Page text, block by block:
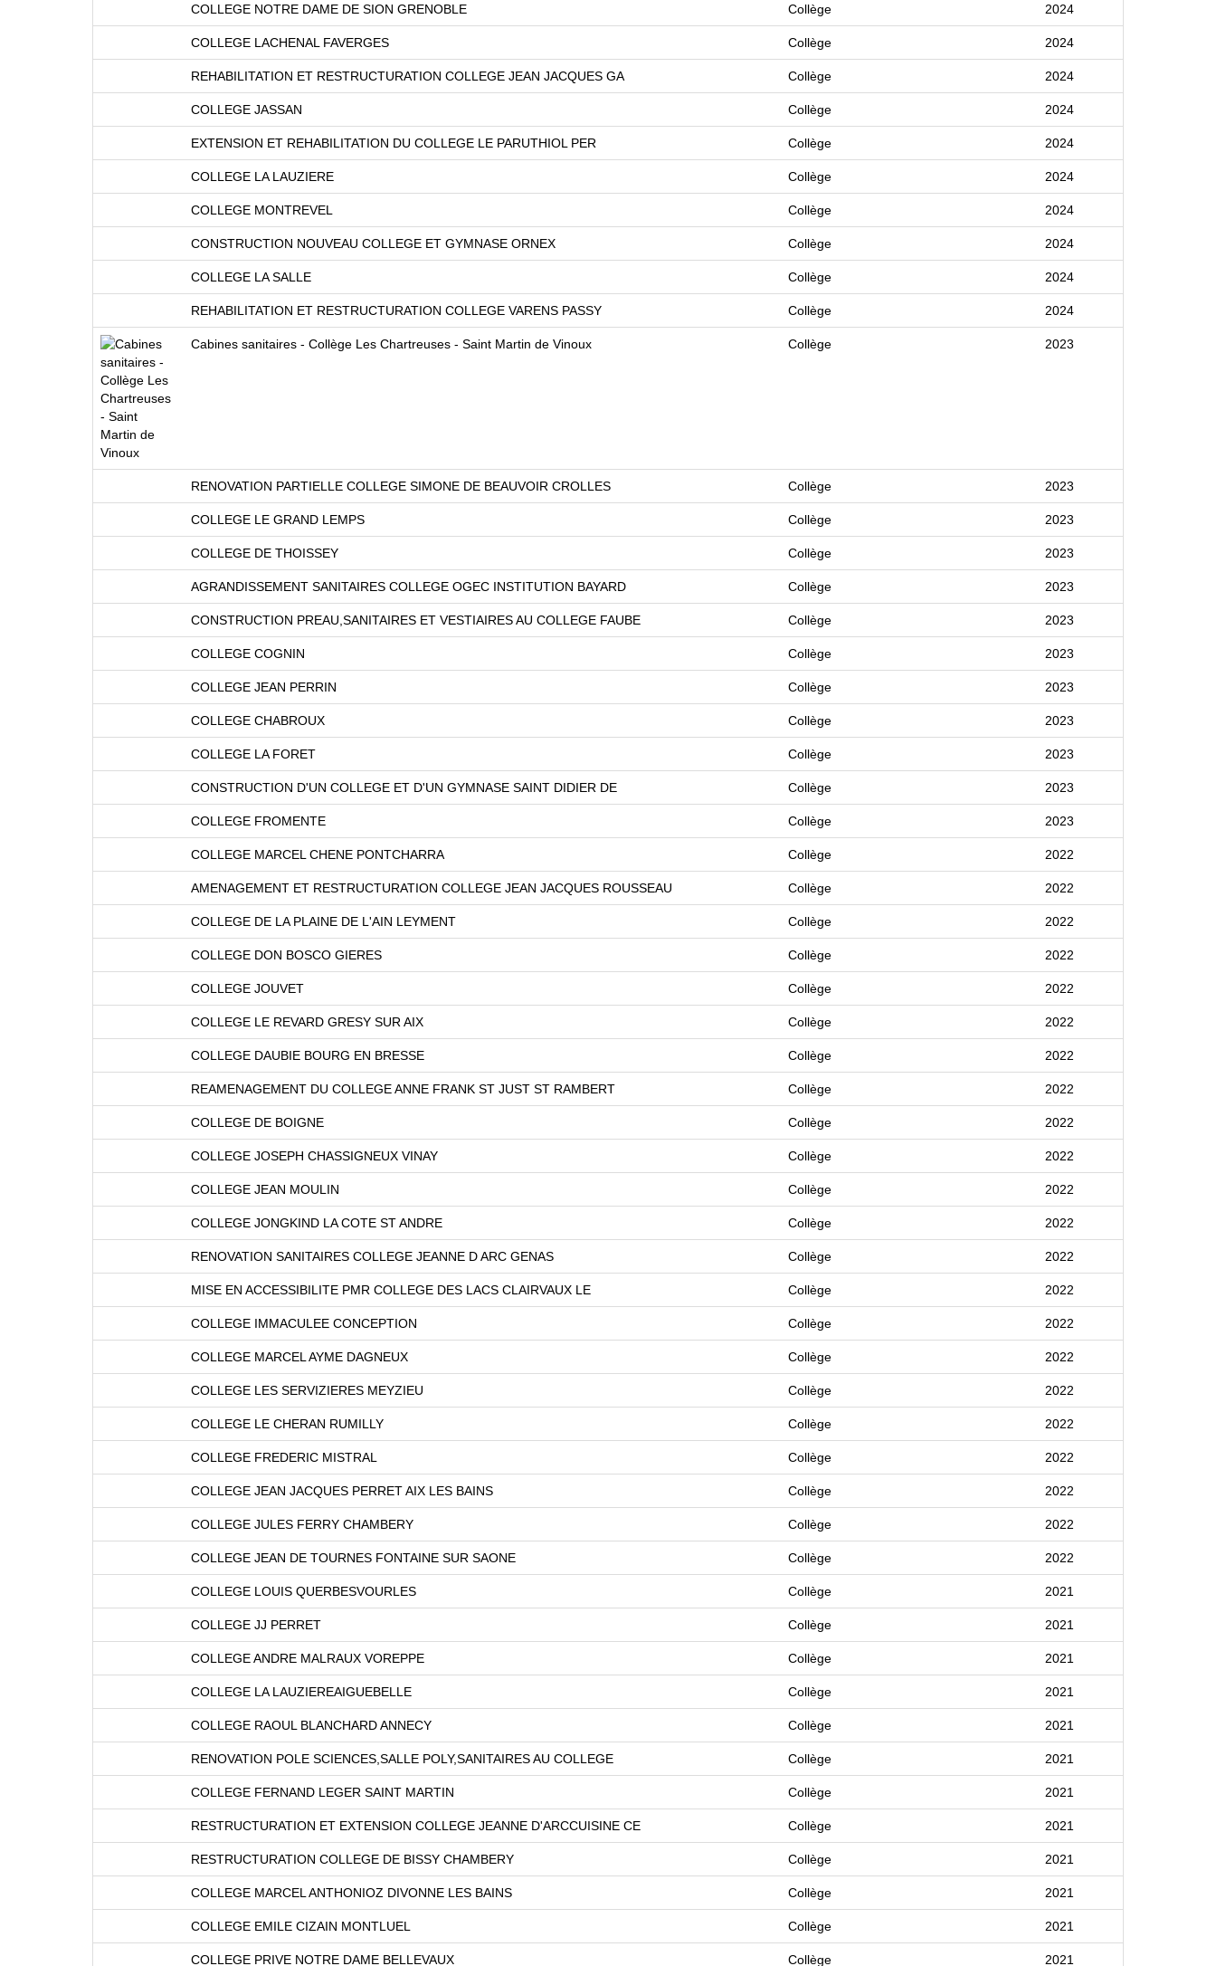
COLLEGE NOTRE DAME DE SION GRENOBLE Collège 2024
COLLEGE LACHENAL FAVERGES Collège 2024
REHABILITATION ET RESTRUCTURATION COLLEGE JEAN JACQUES GA Collège 2024
COLLEGE JASSAN Collège 2024
EXTENSION ET REHABILITATION DU COLLEGE LE PARUTHIOL PER Collège 2024
COLLEGE LA LAUZIERE Collège 2024
COLLEGE MONTREVEL Collège 2024
CONSTRUCTION NOUVEAU COLLEGE ET GYMNASE ORNEX Collège 2024
COLLEGE LA SALLE Collège 2024
REHABILITATION ET RESTRUCTURATION COLLEGE VARENS PASSY Collège 2024
Cabines sanitaires - Collège Les Chartreuses - Saint Martin de Vinoux Collège 2023
RENOVATION PARTIELLE COLLEGE SIMONE DE BEAUVOIR CROLLES Collège 2023
COLLEGE LE GRAND LEMPS Collège 2023
COLLEGE DE THOISSEY Collège 2023
AGRANDISSEMENT SANITAIRES COLLEGE OGEC INSTITUTION BAYARD Collège 2023
CONSTRUCTION PREAU,SANITAIRES ET VESTIAIRES AU COLLEGE FAUBE Collège 2023
COLLEGE COGNIN Collège 2023
COLLEGE JEAN PERRIN Collège 2023
COLLEGE CHABROUX Collège 2023
COLLEGE LA FORET Collège 2023
CONSTRUCTION D'UN COLLEGE ET D'UN GYMNASE SAINT DIDIER DE Collège 2023
COLLEGE FROMENTE Collège 2023
COLLEGE MARCEL CHENE PONTCHARRA Collège 2022
AMENAGEMENT ET RESTRUCTURATION COLLEGE JEAN JACQUES ROUSSEAU Collège 2022
COLLEGE DE LA PLAINE DE L'AIN LEYMENT Collège 2022
COLLEGE DON BOSCO GIERES Collège 2022
COLLEGE JOUVET Collège 2022
COLLEGE LE REVARD GRESY SUR AIX Collège 2022
COLLEGE DAUBIE BOURG EN BRESSE Collège 2022
REAMENAGEMENT DU COLLEGE ANNE FRANK ST JUST ST RAMBERT Collège 2022
COLLEGE DE BOIGNE Collège 2022
COLLEGE JOSEPH CHASSIGNEUX VINAY Collège 2022
COLLEGE JEAN MOULIN Collège 2022
COLLEGE JONGKIND LA COTE ST ANDRE Collège 2022
RENOVATION SANITAIRES COLLEGE JEANNE D ARC GENAS Collège 2022
MISE EN ACCESSIBILITE PMR COLLEGE DES LACS CLAIRVAUX LE Collège 2022
COLLEGE IMMACULEE CONCEPTION Collège 2022
COLLEGE MARCEL AYME DAGNEUX Collège 2022
COLLEGE LES SERVIZIERES MEYZIEU Collège 2022
COLLEGE LE CHERAN RUMILLY Collège 2022
COLLEGE FREDERIC MISTRAL Collège 2022
COLLEGE JEAN JACQUES PERRET AIX LES BAINS Collège 2022
COLLEGE JULES FERRY CHAMBERY Collège 2022
COLLEGE JEAN DE TOURNES FONTAINE SUR SAONE Collège 2022
COLLEGE LOUIS QUERBESVOURLES Collège 2021
COLLEGE JJ PERRET Collège 2021
COLLEGE ANDRE MALRAUX VOREPPE Collège 2021
COLLEGE LA LAUZIEREAIGUEBELLE Collège 2021
COLLEGE RAOUL BLANCHARD ANNECY Collège 2021
RENOVATION POLE SCIENCES,SALLE POLY,SANITAIRES AU COLLEGE Collège 2021
COLLEGE FERNAND LEGER SAINT MARTIN Collège 2021
RESTRUCTURATION ET EXTENSION COLLEGE JEANNE D'ARCCUISINE CE Collège 2021
RESTRUCTURATION COLLEGE DE BISSY CHAMBERY Collège 2021
COLLEGE MARCEL ANTHONIOZ DIVONNE LES BAINS Collège 2021
COLLEGE EMILE CIZAIN MONTLUEL Collège 2021
COLLEGE PRIVE NOTRE DAME BELLEVAUX Collège 2021